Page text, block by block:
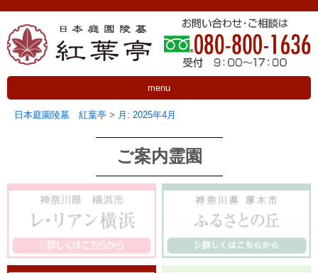
menu
日本庭園陵墓 紅葉亭 > 月: 2025年4月
ご案内霊園